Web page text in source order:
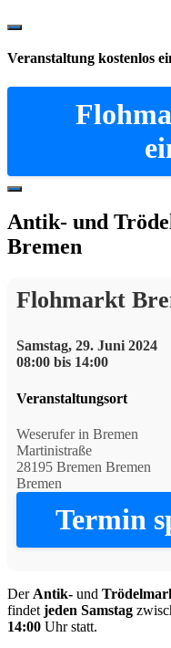
Show
Content
Veranstaltung kostenlos
Hide
Content
Antik- und
Bremen
Flohmarkt
Samstag, 29. Juni 2024
08:00 bis 14:00
Veranstaltungsort
Weserufer in Bremen
Martinistraße
28195 Bremen Bremen
Bremen
Termin
Der Antik- und
findet jeden Samstag
14:00 Uhr statt.